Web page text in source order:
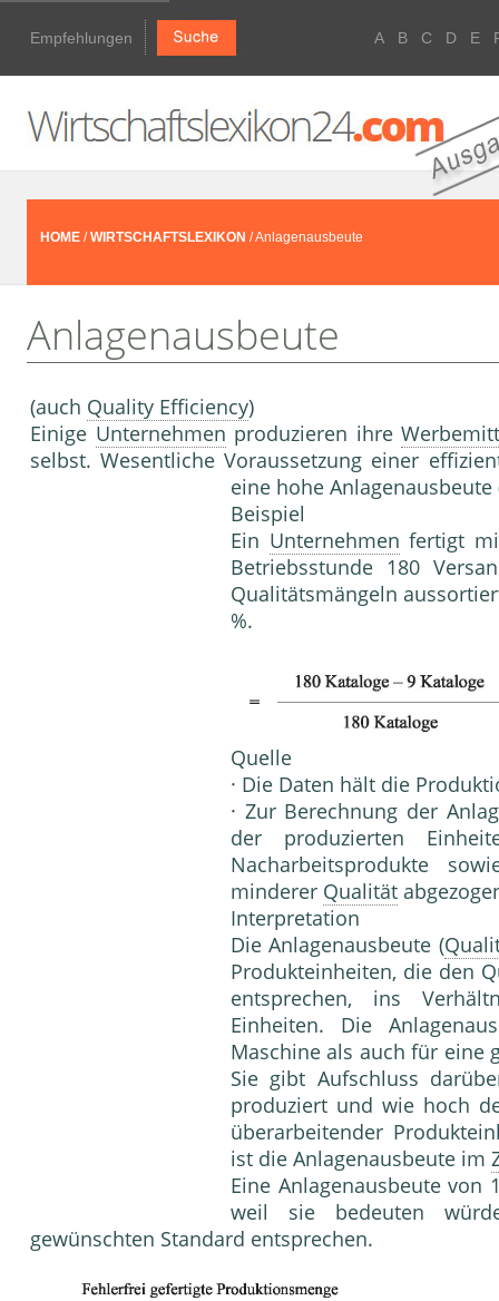
Empfehlungen A B C D E
HOME /WIRTSCHAFTSLEXIKON / Anlagenausbeute
Anlagenausbeute
(auch Quality Efficiency)
Einige Unternehmen produzieren ihre
selbst. Wesentliche Voraussetzung einer
eine hohe Anlagenausbeute
Beispiel
Ein Unternehmen fertigt
Be­triebsstunde 180
Qualitätsmängeln
%.
Quelle
· Die Daten hält die
· Zur Berechnung der
der produzierten
Nacharbeits­produkte
minderer Qualität
Interpretation
Die Anlagenausbeute (
Produkteinheiten, die den
ent­sprechen, ins
Einheiten. Die
Maschine als auch für eine
Sie gibt Aufschluss
produziert und wie hoch
überarbeitender
ist die Anlagenausbeute im
Eine Anlagenausbeute von
weil sie bedeuten
gewünschten Stan­dard entsprechen.